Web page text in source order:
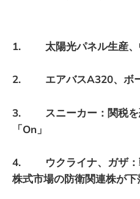
1. 太陽光パネル生産、
2. エアバスA320、ボー
3. スニーカー：関税を
「On」
4. ウクライナ、ガザ：
株式市場の防衛関連株が下